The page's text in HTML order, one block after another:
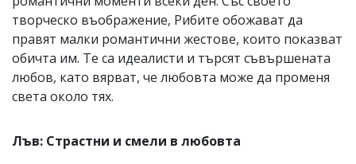
творческо въображение, Рибите обожават да
правят малки романтични жестове, които показват
обичта им. Те са идеалисти и търсят съвършената
любов, като вярват, че любовта може да променя
света около тях.
Лъв: Страстни и смели в любовта